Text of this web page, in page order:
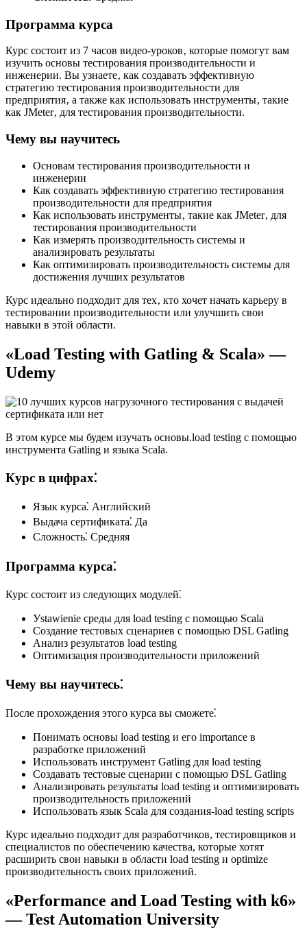
Программа курса
Курс состоит из 7 часов видео-уроков‚ которые помогут вам
изучить основы тестирования производительности и
инженерии. Вы узнаете‚ как создавать эффективную
стратегию тестирования производительности для
предприятия‚ а также как использовать инструменты‚ такие
как JMeter‚ для тестирования производительности.
Чему вы научитесь
Основам тестирования производительности и
инженерии
Как создавать эффективную стратегию тестирования
производительности для предприятия
Как использовать инструменты‚ такие как JMeter‚ для
тестирования производительности
Как измерять производительность системы и
анализировать результаты
Как оптимизировать производительность системы для
достижения лучших результатов
Курс идеально подходит для тех‚ кто хочет начать карьеру в
тестировании производительности или улучшить свои
навыки в этой области.
«Load Testing with Gatling & Scala» —
Udemy
В этом курсе мы будем изучать основы.load testing с помощью
инструмента Gatling и языка Scala.
Курс в цифрах⁚
Язык курса⁚ Английский
Выдача сертификата⁚ Да
Сложность⁚ Средняя
Программа курса⁚
Курс состоит из следующих модулей⁚
Уstawienie среды для load testing с помощью Scala
Создание тестовых сценариев с помощью DSL Gatling
Анализ результатов load testing
Оптимизация производительности приложений
Чему вы научитесь⁚
После прохождения этого курса вы сможете⁚
Понимать основы load testing и его importance в
разработке приложений
Использовать инструмент Gatling для load testing
Создавать тестовые сценарии с помощью DSL Gatling
Анализировать результаты load testing и оптимизировать
производительность приложений
Использовать язык Scala для создания-load testing scripts
Курс идеально подходит для разработчиков, тестировщиков и
специалистов по обеспечению качества, которые хотят
расширить свои навыки в области load testing и optimize
производительность своих приложений.
«Performance and Load Testing with k6»
— Test Automation University